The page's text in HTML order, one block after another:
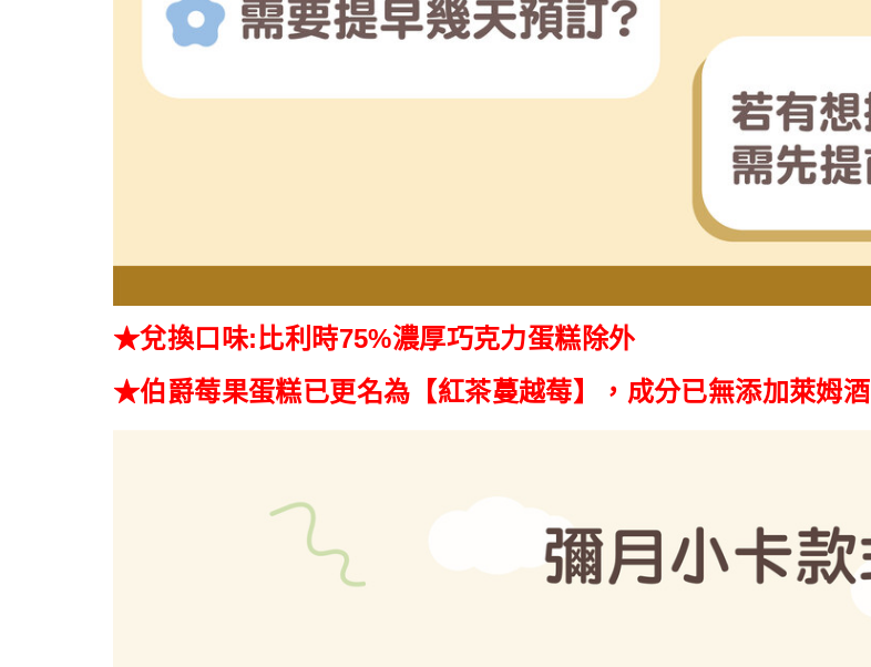
★兌換口味:比利時75%濃厚巧克力蛋糕除外
★伯爵莓果蛋糕已更名為【紅茶蔓越莓】，成分已無添加萊姆酒